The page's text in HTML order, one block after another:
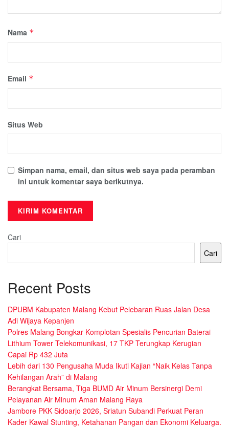
Nama *
Email *
Situs Web
Simpan nama, email, dan situs web saya pada peramban
ini untuk komentar saya berikutnya.
Cari
Cari
Recent Posts
DPUBM Kabupaten Malang Kebut Pelebaran Ruas Jalan Desa
Adi Wijaya Kepanjen
Polres Malang Bongkar Komplotan Spesialis Pencurian Baterai
Lithium Tower Telekomunikasi, 17 TKP Terungkap Kerugian
Capai Rp 432 Juta
Lebih dari 130 Pengusaha Muda Ikuti Kajian “Naik Kelas Tanpa
Kehilangan Arah” di Malang
Berangkat Bersama, Tiga BUMD Air Minum Bersinergi Demi
Pelayanan Air Minum Aman Malang Raya
Jambore PKK Sidoarjo 2026, Sriatun Subandi Perkuat Peran
Kader Kawal Stunting, Ketahanan Pangan dan Ekonomi Keluarga.